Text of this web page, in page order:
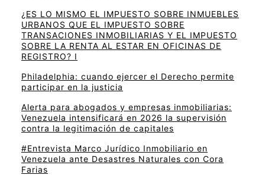
¿ES LO MISMO EL IMPUESTO SOBRE INMUEBLES
URBANOS QUE EL IMPUESTO SOBRE
TRANSACIONES INMOBILIARIAS Y EL IMPUESTO
SOBRE LA RENTA AL ESTAR EN OFICINAS DE
REGISTRO? I
Philadelphia: cuando ejercer el Derecho permite
participar en la justicia
Alerta para abogados y empresas inmobiliarias:
Venezuela intensificará en 2026 la supervisión
contra la legitimación de capitales
#Entrevista Marco Jurídico Inmobiliario en
Venezuela ante Desastres Naturales con Cora
Farias